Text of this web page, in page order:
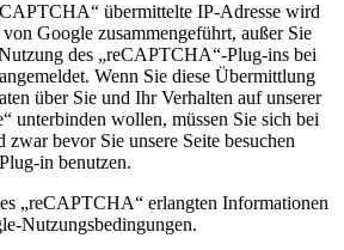
übermittelte IP-Adresse wird
Google zusammengeführt, außer Sie
des „reCAPTCHA“-Plug-ins bei
Wenn Sie diese Übermittlung
über Sie und Ihr Verhalten auf unserer
unterbinden wollen, müssen Sie sich bei
zwar bevor Sie unsere Seite besuchen
in benutzen.
„reCAPTCHA“ erlangten Informationen
Nutzungsbedingungen.